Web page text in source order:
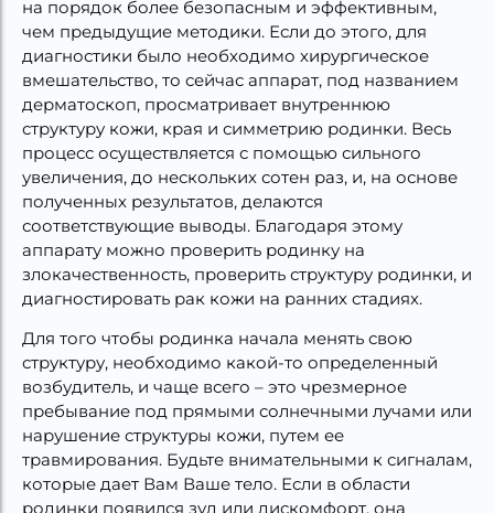
на порядок более безопасным и эффективным,
чем предыдущие методики. Если до этого, для
диагностики было необходимо хирургическое
вмешательство, то сейчас аппарат, под названием
дерматоскоп, просматривает внутреннюю
структуру кожи, края и симметрию родинки. Весь
процесс осуществляется с помощью сильного
увеличения, до нескольких сотен раз, и, на основе
полученных результатов, делаются
соответствующие выводы. Благодаря этому
аппарату можно проверить родинку на
злокачественность, проверить структуру родинки, и
диагностировать рак кожи на ранних стадиях.
Для того чтобы родинка начала менять свою
структуру, необходимо какой-то определенный
возбудитель, и чаще всего – это чрезмерное
пребывание под прямыми солнечными лучами или
нарушение структуры кожи, путем ее
травмирования. Будьте внимательными к сигналам,
которые дает Вам Ваше тело. Если в области
родинки появился зуд или дискомфорт, она